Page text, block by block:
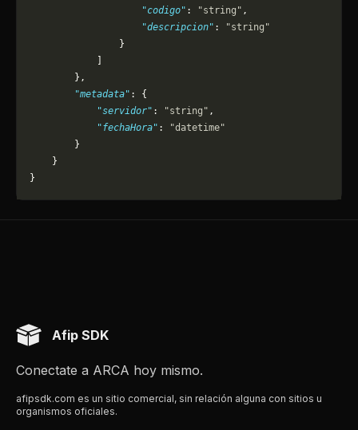
                    "codigo"
: "string" ,
                    "descripcion"
:
"string"
                }
        },
        "metadata"
: {
            "servidor"
: "string" ,
            "fechaHora"
:
"datetime"
        }
    }
}
Afip SDK
Conectate a ARCA hoy mismo.
afipsdk.com es un sitio comercial, sin relación alguna con sitios u
organismos oficiales.